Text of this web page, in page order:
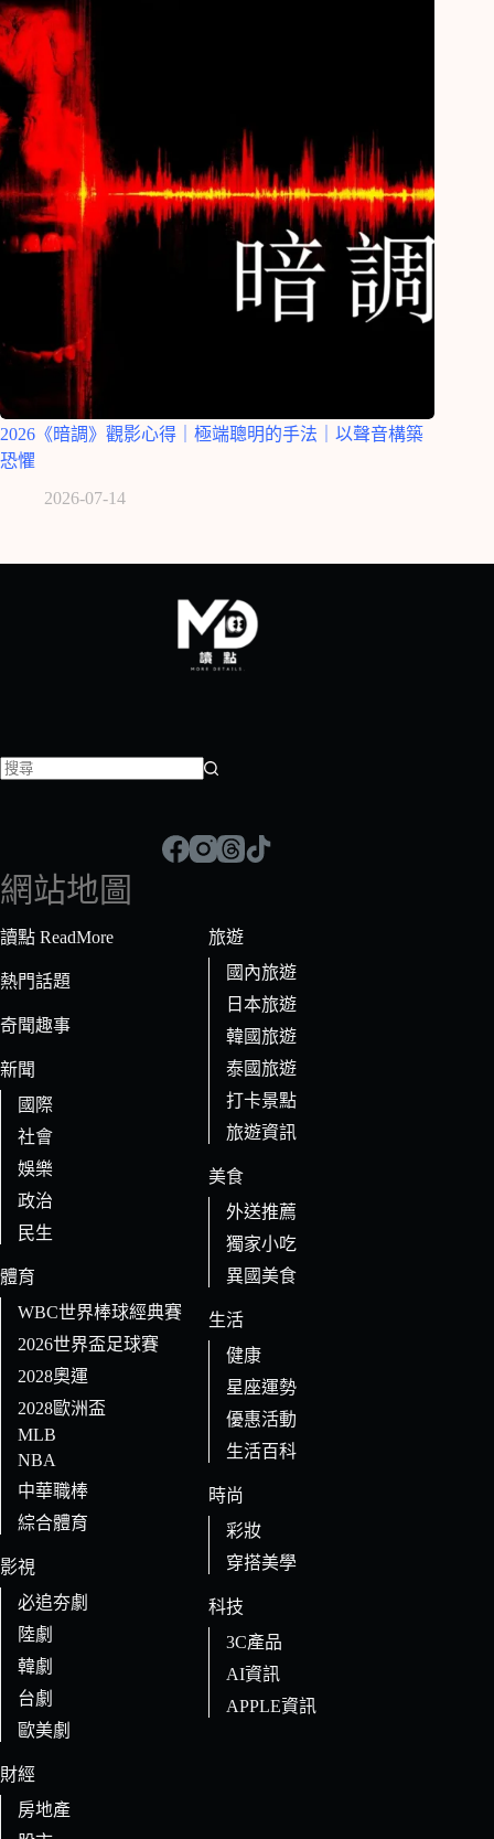
2026《暗調》觀影心得｜極端聰明的手法｜以聲音構築
恐懼
2026-07-14
符
合
條
的
果
網站地圖
讀點 ReadMore
熱門話題
奇聞趣事
新聞
國際
社會
娛樂
政治
民生
體育
WBC世界棒球經典賽
2026世界盃足球賽
2028奧運
2028歐洲盃
MLB
NBA
中華職棒
綜合體育
影視
必追夯劇
陸劇
韓劇
台劇
歐美劇
財經
房地產
旅遊
國內旅遊
日本旅遊
韓國旅遊
泰國旅遊
打卡景點
旅遊資訊
美食
外送推薦
獨家小吃
異國美食
生活
健康
星座運勢
優惠活動
生活百科
時尚
彩妝
穿搭美學
科技
3C產品
AI資訊
APPLE資訊